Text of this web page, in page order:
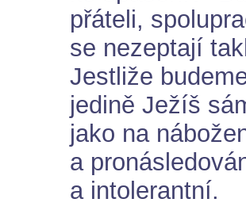
přáteli,
se nezeptají
Jestliže
jedině Ježíš
jako na
a
a intolerantní.